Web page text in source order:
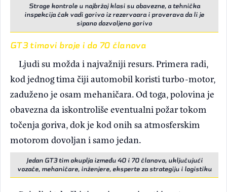
Stroge kontrole u najbržoj klasi su obavezne, a tehnička
inspekcija čak vadi gorivo iz rezervoara i proverava da li je
sipano dozvoljeno gorivo
GT3 timovi broje i do 70 članova
Ljudi su možda i najvažniji resurs. Primera radi,
kod jednog tima čiji automobil koristi turbo-motor,
zaduženo je osam mehaničara. Od toga, polovina je
obavezna da iskontroliše eventualni požar tokom
točenja goriva, dok je kod onih sa atmosferskim
motorom dovoljan i samo jedan.
Jedan GT3 tim okuplja između 40 i 70 članova, uključujući
vozače, mehaničare, inženjere, eksperte za strategiju i logistiku